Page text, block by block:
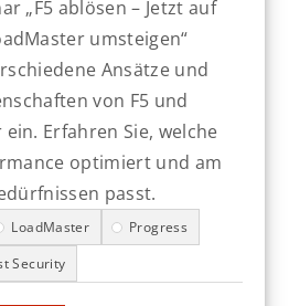
„F5 ablösen – Jetzt auf
umsteigen“
Ansätze und
von F5 und
Erfahren Sie, welche
optimiert und am
passt.
LoadMaster
Progress
Security